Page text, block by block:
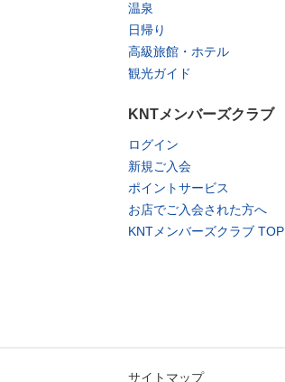
温泉
日帰り
高級旅館・ホテル
観光ガイド
KNTメンバーズクラブ
ログイン
新規ご入会
ポイントサービス
お店でご入会された方へ
KNTメンバーズクラブ TOP
サイトマップ